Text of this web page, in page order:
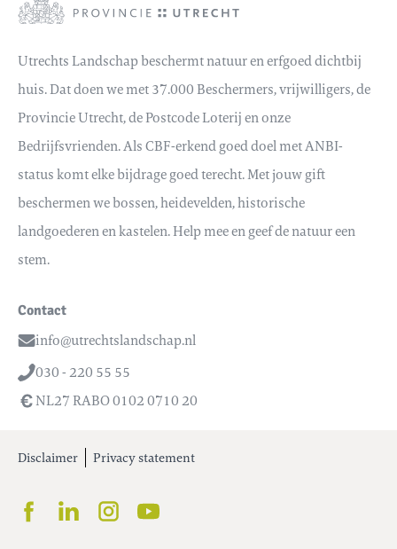
Utrechts Landschap beschermt natuur en erfgoed dichtbij
huis. Dat doen we met 37.000 Beschermers, vrijwilligers, de
Provincie Utrecht, de Postcode Loterij en onze
Bedrijfsvrienden. Als CBF-erkend goed doel met ANBI-
status komt elke bijdrage goed terecht. Met jouw gift
beschermen we bossen, heidevelden, historische
landgoederen en kastelen. Help mee en geef de natuur een
stem.
Contact
Email
info@utrechtslandschap.nl
Telefoon
030 - 220 55 55
NL27 RABO 0102 0710 20
Disclaimer Privacy statement